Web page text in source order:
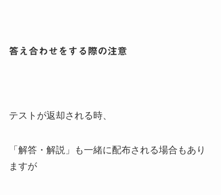
答え合わせをする際の注意
テストが返却される時、
「解答・解説」も一緒に配布される場合もあり
ますが